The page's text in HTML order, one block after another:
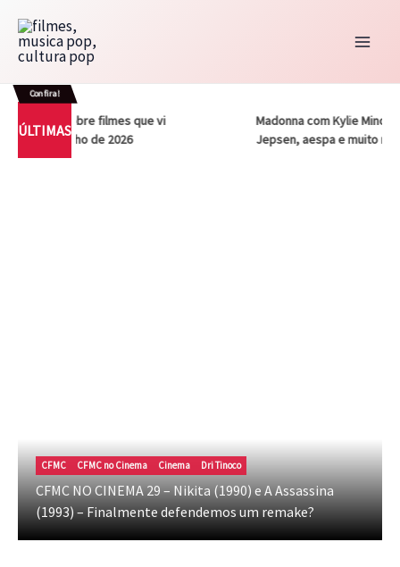
para
conteúdo
Confira!
ÚLTIMAS
Notas sobre filmes que vi
em julho de 2026
Madonna com Kylie Minogue,
Jepsen, aespa e muito mais
CFMC CFMC no Cinema Cinema Dri Tinoco
CFMC NO CINEMA 29 – Nikita (1990) e A Assassina
(1993) – Finalmente defendemos um remake?